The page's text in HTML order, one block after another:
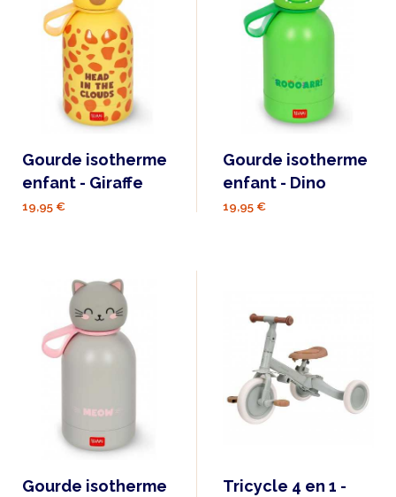
Gourde isotherme
enfant - Giraffe
19,95 €
Gourde isotherme
enfant - Dino
19,95 €
Gourde isotherme
Tricycle 4 en 1 -